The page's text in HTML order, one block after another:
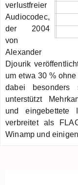
verlustfreier
Audiocodec,
der 2004
von
Alexander
Djourik
um etwa 30 %
dabei besonders
unterstützt
und eingebettete
verbreitet als
Winamp und